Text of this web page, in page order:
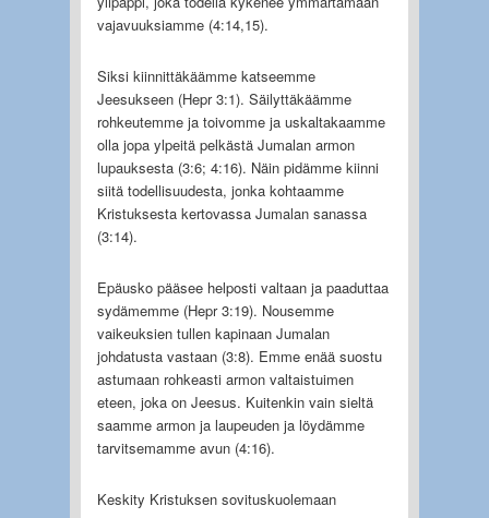
vajavuuksiamme (4:14,15).
Siksi kiinnittäkäämme katseemme
Jeesukseen (Hepr 3:1). Säilyttäkäämme
rohkeutemme ja toivomme ja uskaltakaamme
olla jopa ylpeitä pelkästä Jumalan armon
lupauksesta (3:6; 4:16). Näin pidämme kiinni
siitä todellisuudesta, jonka kohtaamme
Kristuksesta kertovassa Jumalan sanassa
(3:14).
Epäusko pääsee helposti valtaan ja paaduttaa
sydämemme (Hepr 3:19). Nousemme
vaikeuksien tullen kapinaan Jumalan
johdatusta vastaan (3:8). Emme enää suostu
astumaan rohkeasti armon valtaistuimen
eteen, joka on Jeesus. Kuitenkin vain sieltä
saamme armon ja laupeuden ja löydämme
tarvitsemamme avun (4:16).
Keskity Kristuksen sovituskuolemaan